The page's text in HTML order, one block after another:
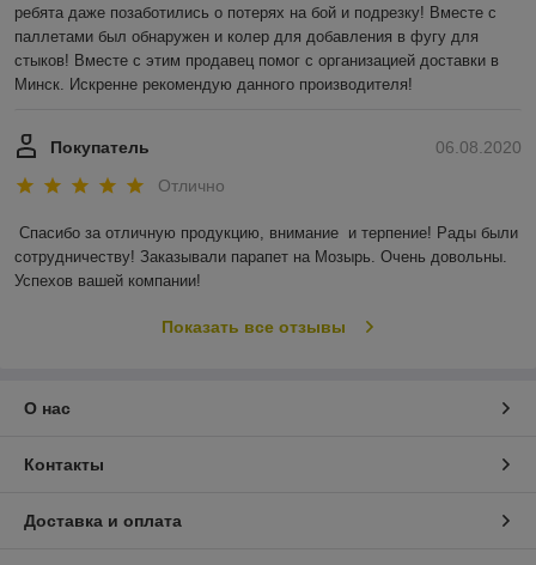
ребята даже позаботились о потерях на бой и подрезку! Вместе с
паллетами был обнаружен и колер для добавления в фугу для
стыков! Вместе с этим продавец помог с организацией доставки в
Минск. Искренне рекомендую данного производителя!
06.08.2020
Покупатель
Отлично
Спасибо за отличную продукцию, внимание  и терпение! Рады были
сотрудничеству! Заказывали парапет на Мозырь. Очень довольны.
Успехов вашей компании!
Показать все отзывы
О нас
Контакты
Доставка и оплата